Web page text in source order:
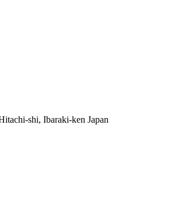
shi, Ibaraki-ken Japan